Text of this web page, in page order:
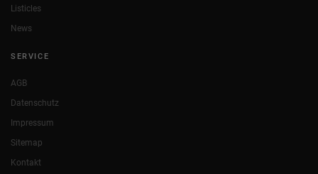
Listicles
News
SERVICE
AGB
Datenschutz
Impressum
Sitemap
Kontakt